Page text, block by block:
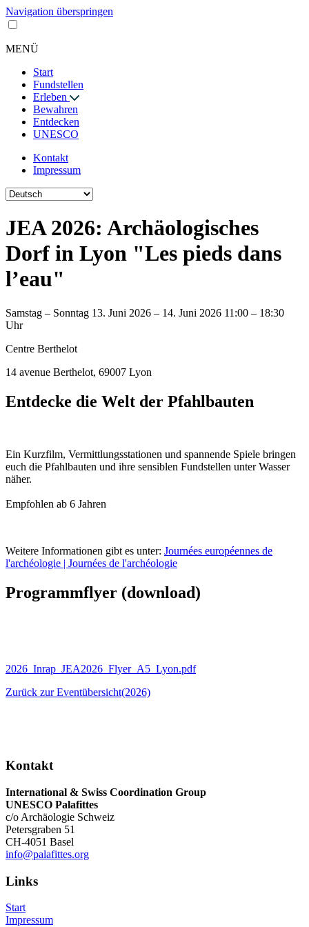
Navigation überspringen
MENÜ
Start
Fundstellen
Erleben
Bewahren
Entdecken
UNESCO
Kontakt
Impressum
JEA 2026: Archäologisches
Dorf in Lyon "Les pieds dans
l’eau"
Samstag – Sonntag 13. Juni 2026 – 14. Juni 2026 11:00 – 18:30
Uhr
Centre Berthelot
14 avenue Berthelot, 69007 Lyon
Entdecke die Welt der Pfahlbauten
Ein Kurzfilm, Vermittlungsstationen und spannende Spiele bringen
euch die Pfahlbauten und ihre sensiblen Fundstellen unter Wasser
näher.
Empfohlen ab 6 Jahren
Weitere Informationen gibt es unter: Journées européennes de
l'archéologie | Journées de l'archéologie
Programmflyer (download)
2026_Inrap_JEA2026_Flyer_A5_Lyon.pdf
Zurück zur Eventübersicht(2026)
Kontakt
International & Swiss Coordination Group
UNESCO Palafittes
c/o Archäologie Schweiz
Petersgraben 51
CH-4051 Basel
info@palafittes.org
Links
Start
Impressum